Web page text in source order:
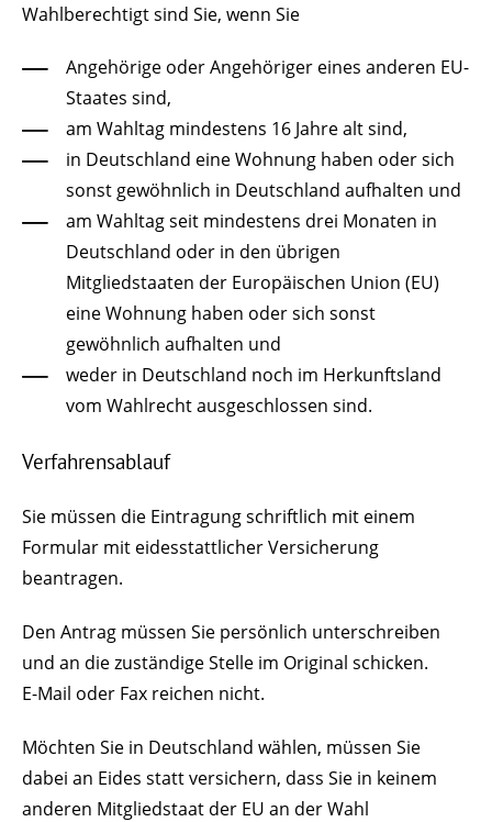
Wahlberechtigt sind Sie, wenn Sie
Angehörige oder Angehöriger eines anderen EU-
Staates sind,
am Wahltag mindestens 16 Jahre alt sind,
in Deutschland eine Wohnung haben oder sich
sonst gewöhnlich in Deutschland aufhalten und
am Wahltag seit mindestens drei Monaten in
Deutschland oder in den übrigen
Mitgliedstaaten der Europäischen Union (EU)
eine Wohnung haben oder sich sonst
gewöhnlich aufhalten und
weder in Deutschland noch im Herkunftsland
vom Wahlrecht ausgeschlossen sind.
Verfahrensablauf
Sie müssen die Eintragung schriftlich mit einem
Formular mit eidesstattlicher Versicherung
beantragen.
Den Antrag müssen Sie persönlich unterschreiben
und an die zuständige Stelle im Original schicken.
E-Mail oder Fax reichen nicht.
Möchten Sie in Deutschland wählen, müssen Sie
dabei an Eides statt versichern, dass Sie in keinem
anderen Mitgliedstaat der EU an der Wahl